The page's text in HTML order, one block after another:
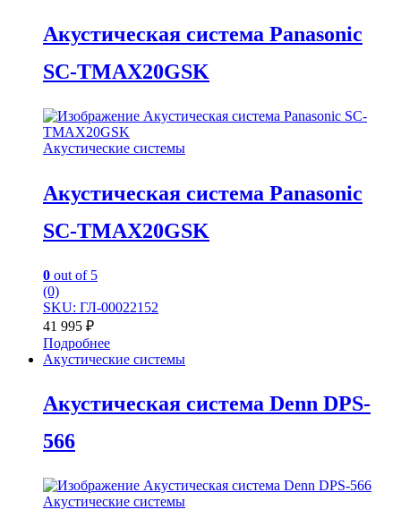
Акустическая система Panasonic
SC-TMAX20GSK
Акустические системы
Акустическая система Panasonic
SC-TMAX20GSK
0 out of 5
(0)
SKU: ГЛ-00022152
41 995 ₽
Подробнее
Акустические системы
Акустическая система Denn DPS-
566
Акустические системы